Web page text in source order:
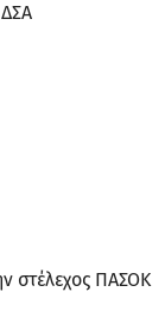
στέλεχος ΠΑΣΟΚ